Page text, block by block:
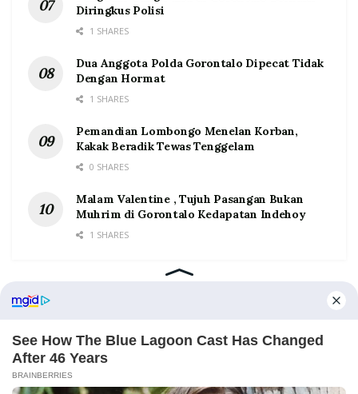
Diringkus Polisi
1 SHARES
Dua Anggota Polda Gorontalo Dipecat Tidak
Dengan Hormat
1 SHARES
Pemandian Lombongo Menelan Korban,
Kakak Beradik Tewas Tenggelam
0 SHARES
Malam Valentine , Tujuh Pasangan Bukan
Muhrim di Gorontalo Kedapatan Indehoy
1 SHARES
Home Tentang Kontak Redaksi Pedoman Media Siber